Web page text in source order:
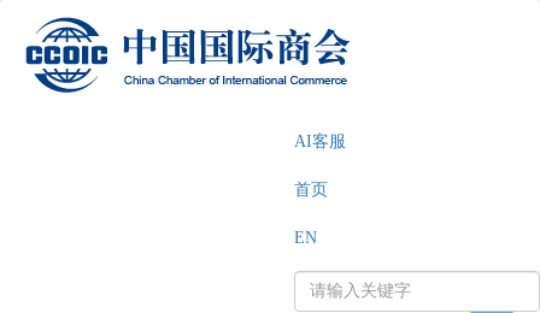
AI客服
首页
EN